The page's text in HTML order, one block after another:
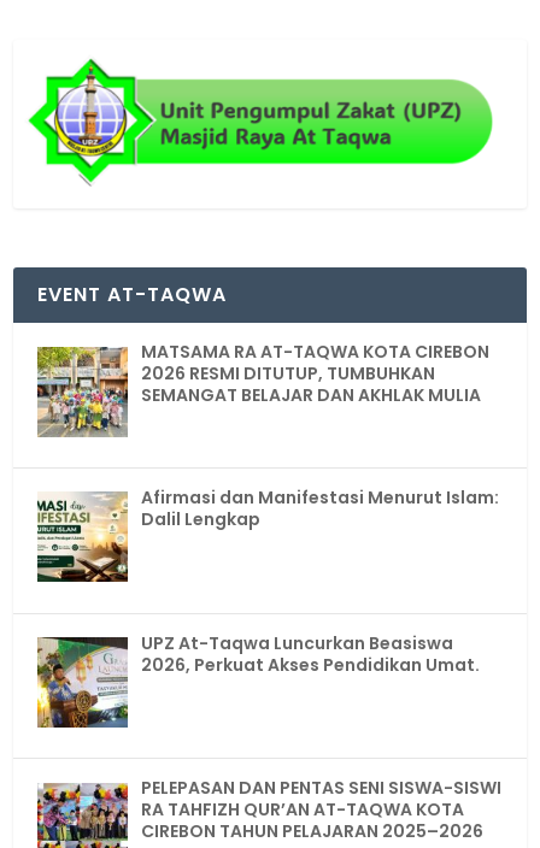
EVENT AT-TAQWA
MATSAMA RA AT-TAQWA KOTA CIREBON
2026 RESMI DITUTUP, TUMBUHKAN
SEMANGAT BELAJAR DAN AKHLAK MULIA
Afirmasi dan Manifestasi Menurut Islam:
Dalil Lengkap
UPZ At-Taqwa Luncurkan Beasiswa
2026, Perkuat Akses Pendidikan Umat.
PELEPASAN DAN PENTAS SENI SISWA-SISWI
RA TAHFIZH QUR’AN AT-TAQWA KOTA
CIREBON TAHUN PELAJARAN 2025–2026